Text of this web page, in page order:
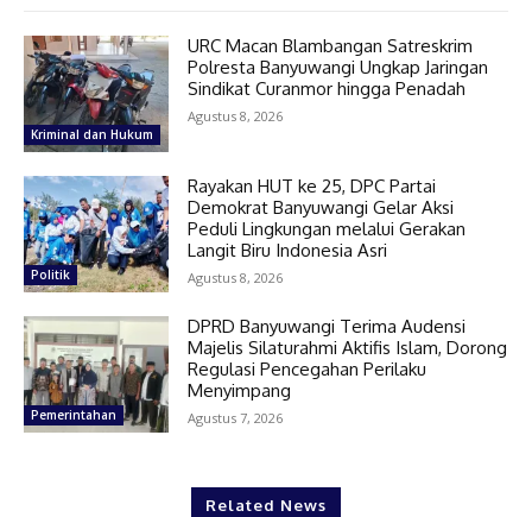
Kriminal dan Hukum
URC Macan Blambangan Satreskrim
Polresta Banyuwangi Ungkap Jaringan
Sindikat Curanmor hingga Penadah
Agustus 8, 2026
Politik
Rayakan HUT ke 25, DPC Partai
Demokrat Banyuwangi Gelar Aksi
Peduli Lingkungan melalui Gerakan
Langit Biru Indonesia Asri
Agustus 8, 2026
Pemerintahan
DPRD Banyuwangi Terima Audensi
Majelis Silaturahmi Aktifis Islam, Dorong
Regulasi Pencegahan Perilaku
Menyimpang
Agustus 7, 2026
Related News